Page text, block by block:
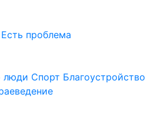
Есть проблема
люди Спорт Благоустройство